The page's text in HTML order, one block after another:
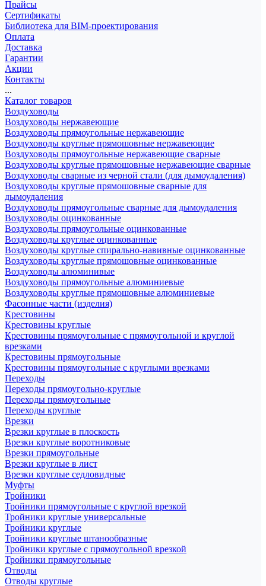
Прайсы
Сертификаты
Библиотека для BIM-проектирования
Оплата
Доставка
Гарантии
Акции
Контакты
...
Каталог товаров
Воздуховоды
Воздуховоды нержавеющие
Воздуховоды прямоугольные нержавеющие
Воздуховоды круглые прямошовные нержавеющие
Воздуховоды прямоугольные нержавеющие сварные
Воздуховоды круглые прямошовные нержавеющие сварные
Воздуховоды сварные из черной стали (для дымоудаления)
Воздуховоды круглые прямошовные сварные для
дымоудаления
Воздуховоды прямоугольные сварные для дымоудаления
Воздуховоды оцинкованные
Воздуховоды прямоугольные оцинкованные
Воздуховоды круглые оцинкованные
Воздуховоды круглые спирально-навивные оцинкованные
Воздуховоды круглые прямошовные оцинкованные
Воздуховоды алюминивые
Воздуховоды прямоугольные алюминиевые
Воздуховоды круглые прямошовные алюминиевые
Фасонные части (изделия)
Крестовины
Крестовины круглые
Крестовины прямоугольные с прямоугольной и круглой
врезками
Крестовины прямоугольные
Крестовины прямоугольные с круглыми врезками
Переходы
Переходы прямоугольно-круглые
Переходы прямоугольные
Переходы круглые
Врезки
Врезки круглые в плоскость
Врезки круглые воротниковые
Врезки прямоугольные
Врезки круглые в лист
Врезки круглые седловидные
Муфты
Тройники
Тройники прямоугольные с круглой врезкой
Тройники круглые универсальные
Тройники круглые
Тройники круглые штанообразные
Тройники круглые с прямоугольной врезкой
Тройники прямоугольные
Отводы
Отводы круглые